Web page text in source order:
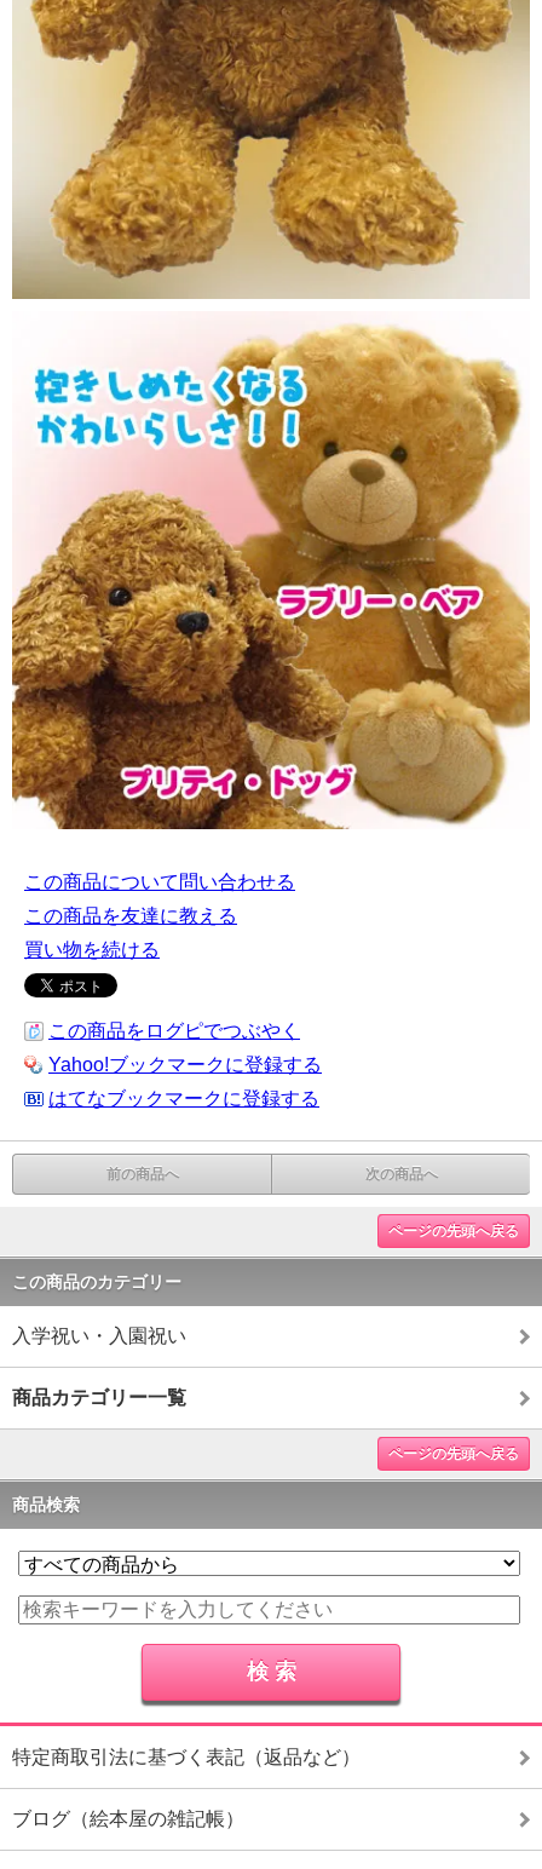
この商品について問い合わせる
この商品を友達に教える
買い物を続ける
この商品をログピでつぶやく
Yahoo!ブックマークに登録する
はてなブックマークに登録する
前の商品へ 次の商品へ
ページの先頭へ戻る
この商品のカテゴリー
入学祝い・入園祝い
商品カテゴリー一覧
ページの先頭へ戻る
商品検索
特定商取引法に基づく表記（返品など）
ブログ（絵本屋の雑記帳）